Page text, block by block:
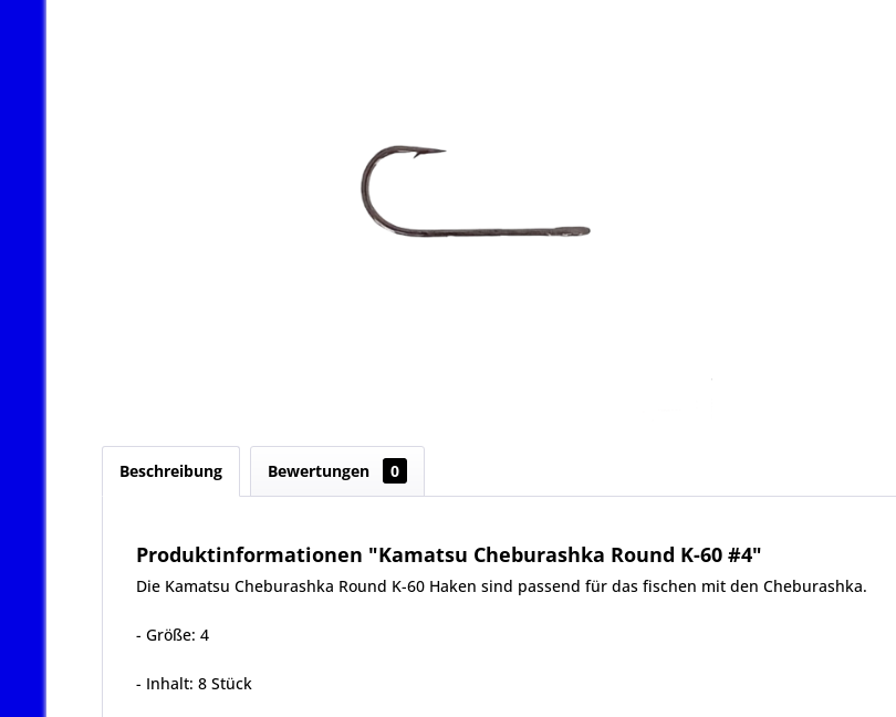
Beschreibung Bewertungen 0
Produktinformationen "Kamatsu Cheburashka Round K-60 #4"
Die Kamatsu Cheburashka Round K-60 Haken sind passend für das fischen mit den Cheburashka.
- Größe: 4
- Inhalt: 8 Stück